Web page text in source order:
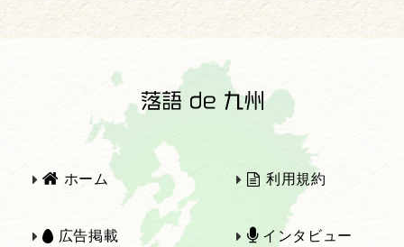
2022年
2021年 2020年
2019年 2018年
ホーム 利用規約
広告掲載 インタビュー